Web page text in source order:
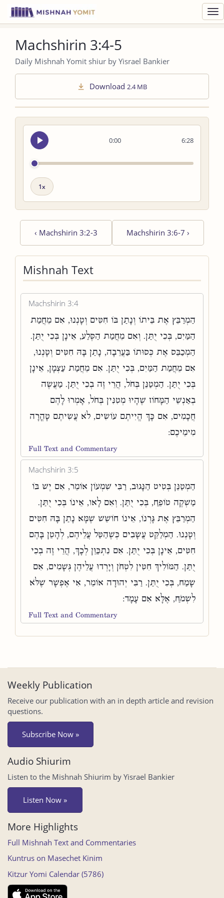
Machshirin 3:4-5
Daily Mishnah Yomit shiur by Yisrael Bankier
Download 2.4 MB
0:00
Seek
audio
6:28
Playback
‹ Machshirin 3:2-3 Machshirin 3:6-7 ›
Mishnah Text
Machshirin 3:4
הַמְרַבֵּץ אֶת בֵּיתוֹ וְנָתַן בּוֹ חִטִּים וְטָנְנוּ, אִם מֵחֲמַת
הַמַּיִם, בְּכִי יֻתַּן. וְאִם מֵחֲמַת הַסֶּלַע, אֵינָן בְּכִי יֻתַּן.
הַמְכַבֵּס אֶת כְּסוּתוֹ בַּעֲרֵבָה, נָתַן בָּהּ חִטִּים וְטָנְנוּ,
אִם מֵחֲמַת הַמַּיִם, בְּכִי יֻתַּן. אִם מֵחֲמַת עַצְמָן, אֵינָן
בְּכִי יֻתַּן. הַמְטַנֵּן בְּחֹל, הֲרֵי זֶה בְכִי יֻתַּן. מַעֲשֶׂה
בְאַנְשֵׁי הַמָּחוֹז שֶׁהָיוּ מְטִנִּין בְּחֹל, אָמְרוּ לָהֶם
חֲכָמִים, אִם כָּךְ הֱיִיתֶם עוֹשִׂים, לֹא עֲשִׂיתֶם טָהֳרָה
מִימֵיכֶם:
Full Text and Commentary
Machshirin 3:5
הַמְטַנֵּן בְּטִיט הַנָּגוּב, רַבִּי שִׁמְעוֹן אוֹמֵר, אִם יֶשׁ בּוֹ
מַשְׁקֶה טוֹפֵחַ, בְּכִי יֻתַּן. וְאִם לָאו, אֵינוֹ בְּכִי יֻתַּן.
הַמְרַבֵּץ אֶת גָּרְנוֹ, אֵינוֹ חוֹשֵׁשׁ שֶׁמָּא נָתַן בָּהּ חִטִּים
וְטָנְנוּ. הַמְלַקֵּט עֲשָׂבִים כְּשֶׁהַטַּל עֲלֵיהֶם, לְהָטֵן בָּהֶם
חִטִּים, אֵינָן בְּכִי יֻתַּן. אִם נִתְכַּוֵּן לְכָךְ, הֲרֵי זֶה בְכִי
יֻתַּן. הַמּוֹלִיךְ חִטִּין לִטְחֹן וְיָרְדוּ עֲלֵיהֶן גְּשָׁמִים, אִם
שָׂמַח, בְּכִי יֻתַּן. רַבִּי יְהוּדָה אוֹמֵר, אִי אֶפְשָׁר שֶׁלֹּא
לִשְׂמֹחַ, אֶלָּא אִם עָמָד:
Full Text and Commentary
Weekly Publication
Receive our publication with an in depth article and revision
questions.
Subscribe Now »
Audio Shiurim
Listen to the Mishnah Shiurim by Yisrael Bankier
Listen Now »
More Highlights
Full Mishnah Text and Commentaries
Kuntrus on Masechet Kinim
Kitzur Yomi Calendar (5786)